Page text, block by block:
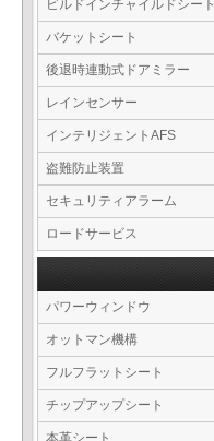
ビルドインチャイルドシート
バケットシート
後退時連動式ドアミラー
レインセンサー
インテリジェントAFS
盗難防止装置
セキュリティアラーム
ロードサービス
パワーウィンドウ
オットマン機構
フルフラットシート
チップアップシート
本革シート